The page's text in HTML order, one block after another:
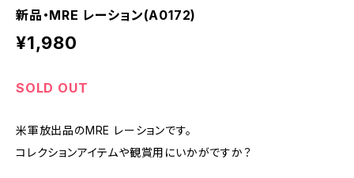
新品・MRE レーション(A0172)
¥1,980
SOLD OUT
米軍放出品のMRE レーションです。
コレクションアイテムや観賞用にいかがですか？